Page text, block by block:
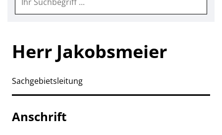
Herr Jakobsmeier
Sachgebietsleitung
Anschrift